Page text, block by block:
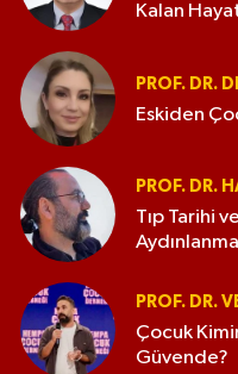
Kalan
PROF. DR.
Eskiden
PROF. DR.
Tıp Tarihi
PROF. DR.
Çocuk
Güvende?